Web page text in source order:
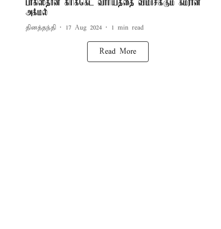
பாகிஸ்தான் கிரிக்கெட் வாரியத்தை விமர்சிக்கும் கம்ரான்
அக்மல்
தினத்தந்தி 17 Aug 2024 1 min read
Read More